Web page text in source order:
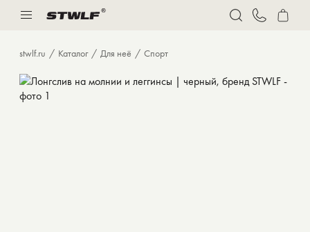
Спорт
Костюмы
Толстовки и худи
Футболки
stwlf.ru Каталог Для неё Спорт